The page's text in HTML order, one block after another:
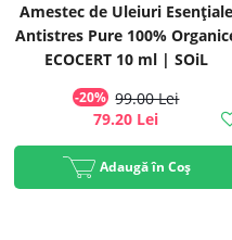
Amestec de Uleiuri Esențiale
Antistres Pure 100%
ECOCERT 10 ml | SOiL
-20% 99.00 Lei
79.20 Lei
Adaugă în Coș